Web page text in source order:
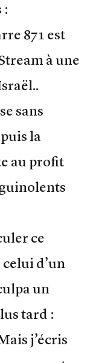
:
871 est
à une
sans
la
au profit
ce
d’un
un
tard :
j’écris